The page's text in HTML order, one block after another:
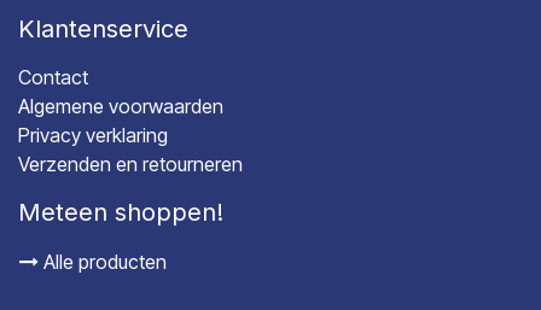
Klantenservice
Contact
Algemene voorwaarden
Privacy verklaring
Verzenden en retourneren
Meteen shoppen!
Alle producten